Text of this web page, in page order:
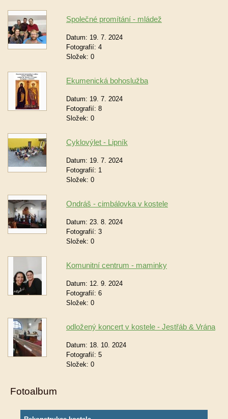
Společné promítání - mládež
Datum: 19. 7. 2024
Fotografií: 4
Složek: 0
Ekumenická bohoslužba
Datum: 19. 7. 2024
Fotografií: 8
Složek: 0
Cyklovýlet - Lipník
Datum: 19. 7. 2024
Fotografií: 1
Složek: 0
Ondráš - cimbálovka v kostele
Datum: 23. 8. 2024
Fotografií: 3
Složek: 0
Komunitní centrum - maminky
Datum: 12. 9. 2024
Fotografií: 6
Složek: 0
odložený koncert v kostele - Jestřáb & Vrána
Datum: 18. 10. 2024
Fotografií: 5
Složek: 0
Fotoalbum